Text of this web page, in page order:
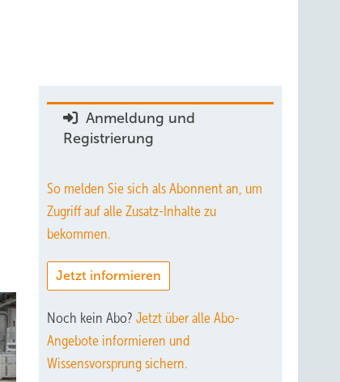
Anmeldung und
Registrierung
So melden Sie sich als Abonnent an, um
Zugriff auf alle Zusatz-Inhalte zu
bekommen.
Jetzt informieren
Noch kein Abo? Jetzt über alle Abo-
Angebote informieren und
Wissensvorsprung sichern.